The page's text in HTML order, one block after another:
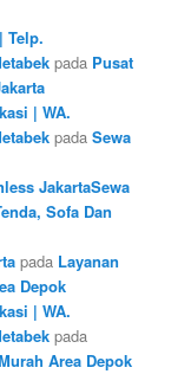
Telp.
pada Pusat
| WA.
padaSewa
JakartaSewa
Sofa Dan
pada Layanan
Depok
| WA.
pada
Area Depok